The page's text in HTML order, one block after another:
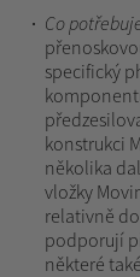
Co
specifický
konstrukci
několika
vložky
relativně
podporují
některé